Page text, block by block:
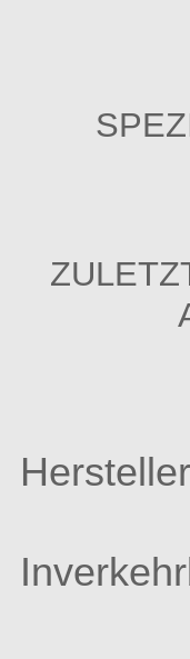
Hersteller